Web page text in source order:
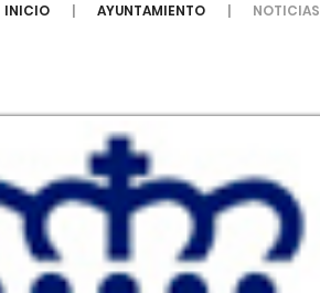
INICIO AYUNTAMIENTO NOTICIAS